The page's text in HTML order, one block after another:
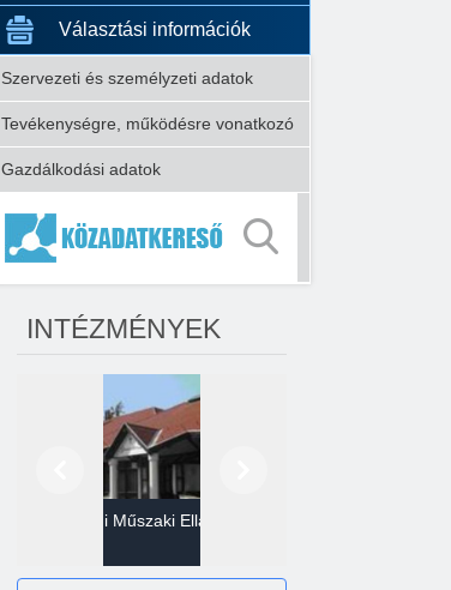
Választási információk
Szervezeti és személyzeti adatok
Tevékenységre, működésre vonatkozó
Gazdálkodási adatok
INTÉZMÉNYEK
Gazdasági Műszaki Ellátó